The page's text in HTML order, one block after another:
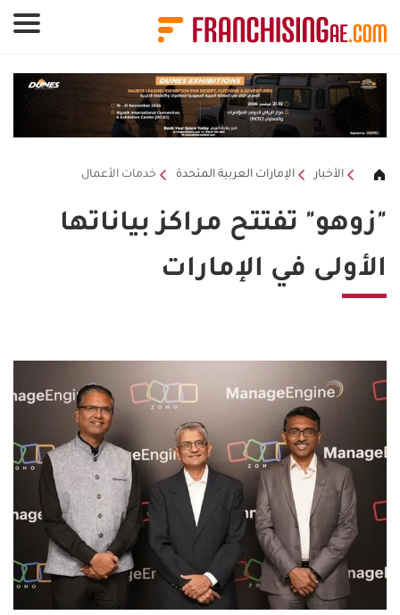
الأخبار الإمارات العربية المتحدة خدمات الأعمال
"زوهو" تفتتح مراكز بياناتها
الأولى في الإمارات
لوحة إدارة ملفات تعريف الارتباط